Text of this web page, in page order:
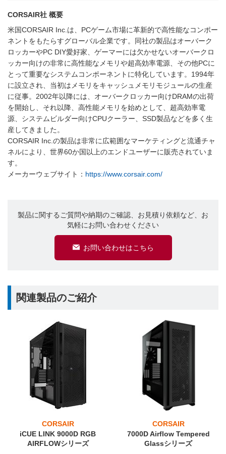
CORSAIR社 概要
米国CORSAIR Inc.は、PCゲーム市場に革新的で高性能なコンポー
ネントをもたらすグローバル企業です。同社の製品はオーバーク
ロッカーやPC DIY愛好家、ゲーマーには欠かせないオーバークロ
ッカー向けの非常に高性能なメモリや超高効率電源、その他PCに
とって重要なシステムコンポーネントに特化しています。1994年
に設立され、当初はメモリをキャッシュメモリモジュールの生産
に従事。2002年以降には、オーバークロッカー向けDRAMの出荷
を開始し、それ以降、高性能メモリを始めとして、超高効率電
源、システムビルダー向けCPUクーラー、SSD製品などを多く生
産してきました。
CORSAIR Inc.の製品は非常に広範囲なマーケティングと流通チャ
ネルにより、世界60か国以上のエンドユーザーに販売されていま
す。
メーカーウェブサイト： https://www.corsair.com/
製品に関するご質問や納期のご確認、お見積り依頼など、お
気軽にお問い合わせください
お問い合わせはこちら
関連製品のご紹介
CORSAIR
iCUE LINK 9000D RGB
AIRFLOWシリーズ
CORSAIR
7000D Airflow Tempered
Glassシリーズ